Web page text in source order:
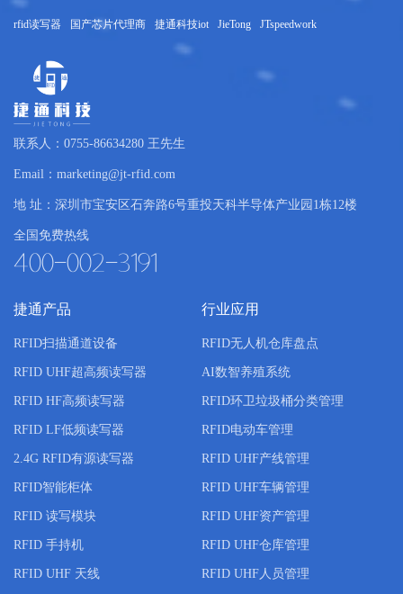
rfid读写器 国产芯片代理商 捷通科技iot JieTong JTspeedwork
联系人：0755-86634280 王先生
Email：marketing@jt-rfid.com
地 址：深圳市宝安区石奔路6号重投天科半导体产业园1栋12楼
全国免费热线
400-002-3191
捷通产品
RFID扫描通道设备
RFID UHF超高频读写器
RFID HF高频读写器
RFID LF低频读写器
2.4G RFID有源读写器
RFID智能柜体
RFID 读写模块
RFID 手持机
RFID UHF 天线
行业应用
RFID无人机仓库盘点
AI数智养殖系统
RFID环卫垃圾桶分类管理
RFID电动车管理
RFID UHF产线管理
RFID UHF车辆管理
RFID UHF资产管理
RFID UHF仓库管理
RFID UHF人员管理